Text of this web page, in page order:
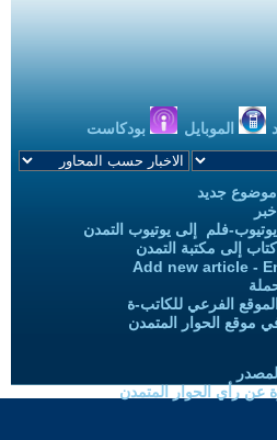
الموبايل بودكاست
موضوع جديد
فلم إلى يوتيوب التمدن
إلى مكتبة التمدن
Add new article -
الفرعي للكاتب-ة
موقع الحوار المتمدن
عن رأي الحوار المتمدن